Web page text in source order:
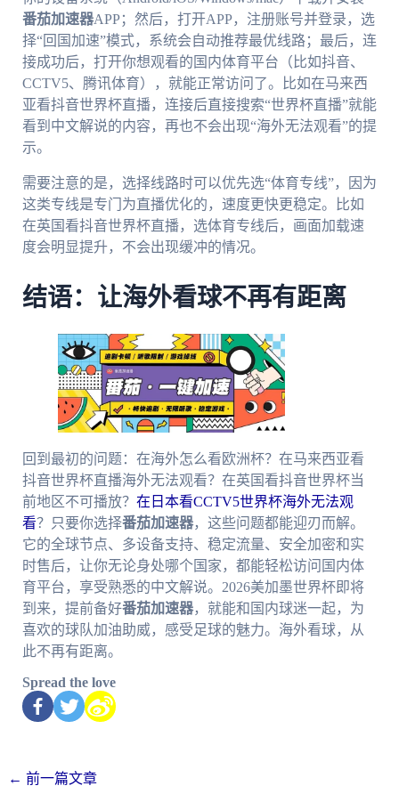
番茄加速器APP；然后，打开APP，注册账号并登录，选
择“回国加速”模式，系统会自动推荐最优线路；最后，连
接成功后，打开你想观看的国内体育平台（比如抖音、
CCTV5、腾讯体育），就能正常访问了。比如在马来西
亚看抖音世界杯直播，连接后直接搜索“世界杯直播”就能
看到中文解说的内容，再也不会出现“海外无法观看”的提
示。
需要注意的是，选择线路时可以优先选“体育专线”，因为
这类专线是专门为直播优化的，速度更快更稳定。比如
在英国看抖音世界杯直播，选体育专线后，画面加载速
度会明显提升，不会出现缓冲的情况。
结语：让海外看球不再有距离
回到最初的问题：在海外怎么看欧洲杯？在马来西亚看
抖音世界杯直播海外无法观看？在英国看抖音世界杯当
前地区不可播放？ 在日本看CCTV5世界杯海外无法观
看？只要你选择番茄加速器，这些问题都能迎刃而解。
它的全球节点、多设备支持、稳定流量、安全加密和实
时售后，让你无论身处哪个国家，都能轻松访问国内体
育平台，享受熟悉的中文解说。2026美加墨世界杯即将
到来，提前备好番茄加速器，就能和国内球迷一起，为
喜欢的球队加油助威，感受足球的魅力。海外看球，从
此不再有距离。
Spread the love
← 前一篇文章